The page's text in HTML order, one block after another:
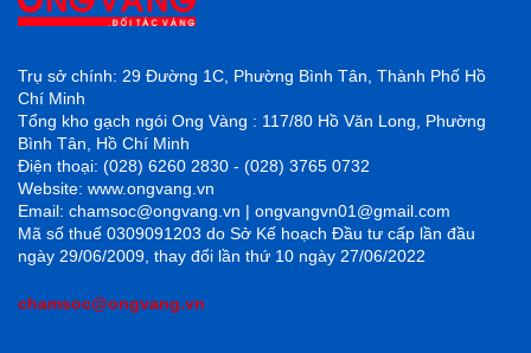
Trụ sở chính: 29 Đường 1C, Phường Bình Tân, Thành Phố Hồ
Chí Minh
Tổng kho gạch ngói Ong Vàng : 117/80 Hồ Văn Long, Phường
Bình Tân, Hồ Chí Minh
Điện thoại: (028) 6260 2830 - (028) 3765 0732
Website: www.ongvang.vn
Email: chamsoc@ongvang.vn | ongvangvn01@gmail.com
Mã số thuế 0309091203 do Sở Kế hoạch Đầu tư cấp lần đầu
ngày 29/06/2009, thay đổi lần thứ 10 ngày 27/06/2022
chamsoc@ongvang.vn